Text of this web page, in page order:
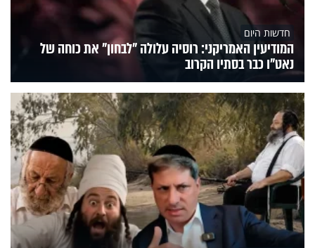
חדשות היום
המודיעין האמריקני: רוסיה עלולה "לבחון" את כוחה של
נאט"ו כבר בסתיו הקרוב